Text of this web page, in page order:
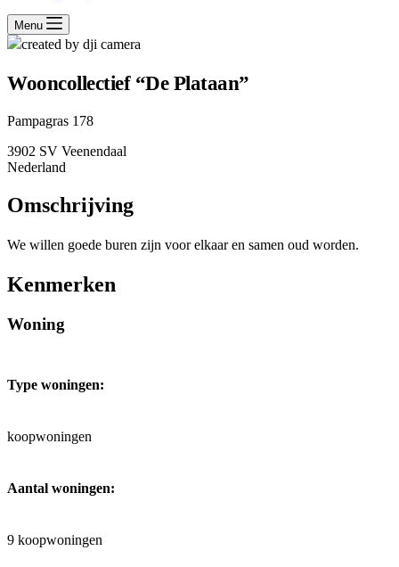
Menu
Wooncollectief “De Plataan”
Pampagras 178
3902 SV Veenendaal
Nederland
Omschrijving
We willen goede buren zijn voor elkaar en samen oud worden.
Kenmerken
Woning
Type woningen:
koopwoningen
Aantal woningen:
9 koopwoningen